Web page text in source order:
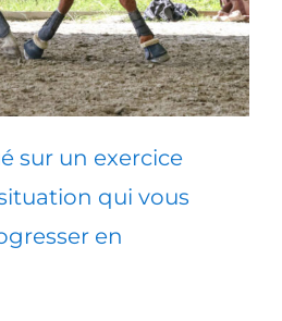
sur un exercice
qui vous
en